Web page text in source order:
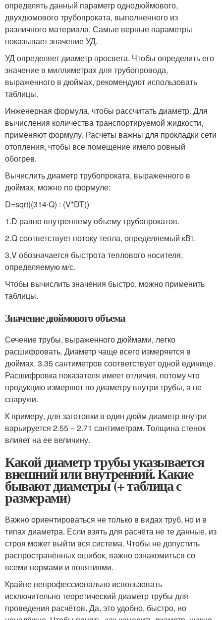
определять данный параметр однодюймового,
двухдюмового трубопроката, выполненного из
различного материала. Самые верные параметры
показывает значение УД.
УД определяет диаметр просвета. Чтобы определить его
значение в миллиметрах для трубопровода,
выраженного в дюймах, рекомендуют использовать
таблицы.
Инженерная формула, чтобы рассчитать диаметр. Для
вычисления количества транспортируемой жидкости,
применяют формулу. Расчеты важны для прокладки сети
отопления, чтобы все помещение имело ровный
обогрев.
Вычислить диаметр трубопроката, выраженного в
дюймах, можно по формуле:
D=sqrt((314∙Q) : (V*DT))
1.D равно внутреннему объему трубопрокатов.
2.Q соответствует потоку тепла, определяемый кВт.
3.V обозначается быстрота теплового носителя,
определяемую м/с.
Чтобы вычислить значения быстро, можно применить
таблицы.
Значение дюймового объема
Сечение трубы, выраженного дюймами, легко
расшифровать. Диаметр чаще всего измеряется в
дюймах. 3.35 сантиметров соответствует одной единице.
Расшифровка показателя имеет отличия, потому что
продукцию измеряют по диаметру внутри трубы, а не
снаружи.
К примеру, для заготовки в один дюйм диаметр внутри
варьируется 2.55 – 2.71 сантиметрам. Толщина стенок
влияет на ее величину.
Какой диаметр трубы указывается
внешний или внутренний. Какие
бывают диаметры (+ таблица с
размерами)
Важно ориентироваться не только в видах труб, но и в
типах диаметра. Если взять для расчёта не те данные, из
строя может выйти вся система. Чтобы не допустить
распространённых ошибок, важно ознакомиться со
всеми нормами и понятиями.
Крайне непрофессионально использовать
исключительно теоретический диаметр трубы для
проведения расчётов. Да, это удобно, быстро, но